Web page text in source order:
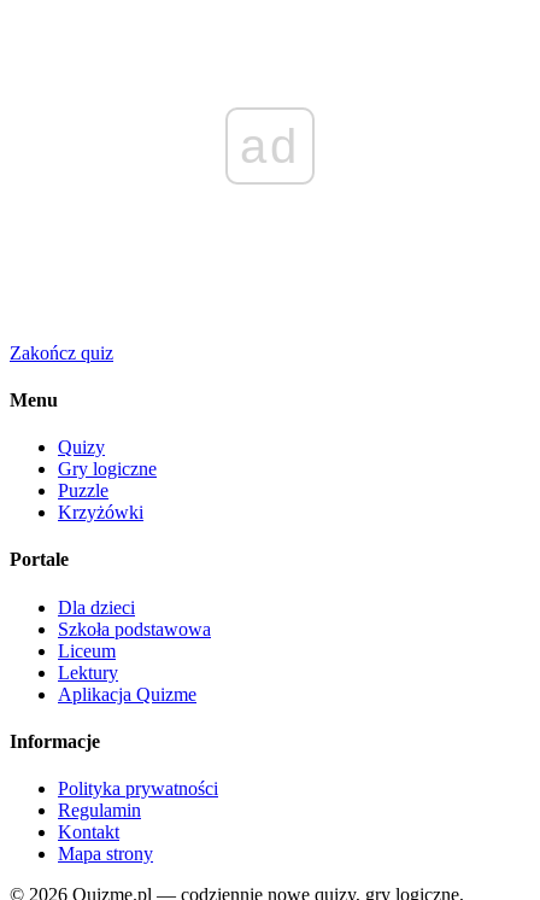
ad
Zakończ quiz
Menu
Quizy
Gry logiczne
Puzzle
Krzyżówki
Portale
Dla dzieci
Szkoła podstawowa
Liceum
Lektury
Aplikacja Quizme
Informacje
Polityka prywatności
Regulamin
Kontakt
Mapa strony
© 2026 Quizme.pl — codziennie nowe quizy, gry logiczne,